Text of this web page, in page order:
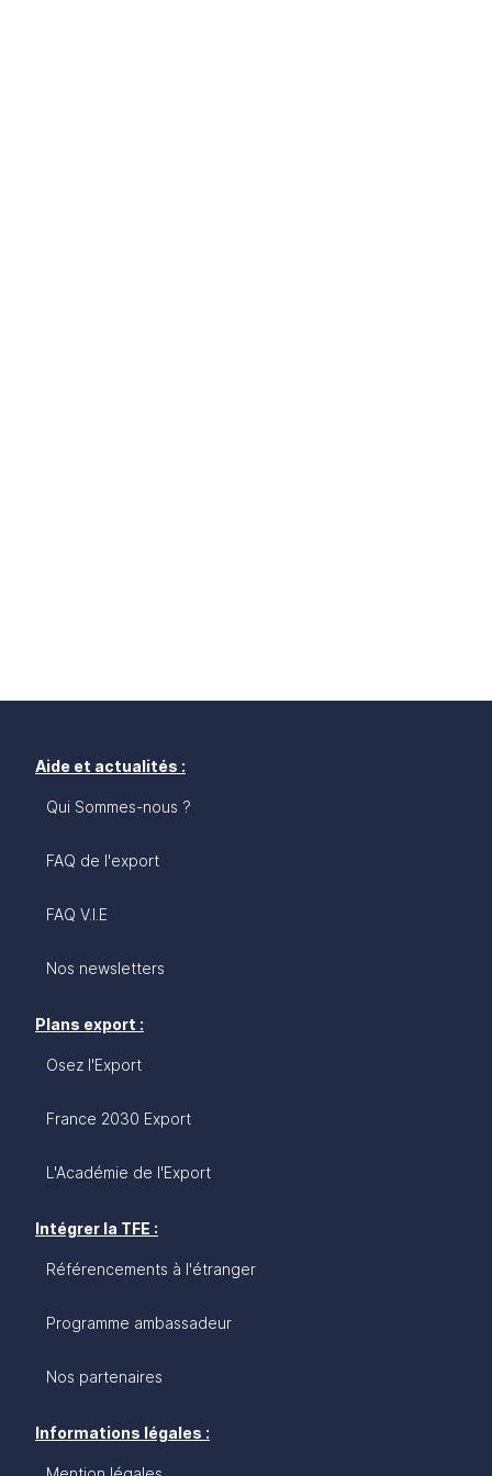
Aide et actualités :
Qui Sommes-nous ?
FAQ de l'export
FAQ V.I.E
Nos newsletters
Plans export :
Osez l'Export
France 2030 Export
L'Académie de l'Export
Intégrer la TFE :
Référencements à l'étranger
Programme ambassadeur
Nos partenaires
Informations légales :